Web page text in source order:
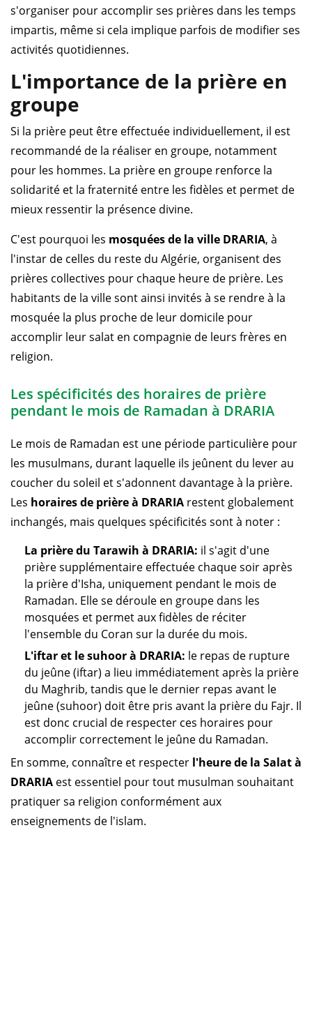
s'organiser pour accomplir ses prières dans les temps
impartis, même si cela implique parfois de modifier ses
activités quotidiennes.
L'importance de la prière en
groupe
Si la prière peut être effectuée individuellement, il est
recommandé de la réaliser en groupe, notamment
pour les hommes. La prière en groupe renforce la
solidarité et la fraternité entre les fidèles et permet de
mieux ressentir la présence divine.
C'est pourquoi les mosquées de la ville DRARIA, à
l'instar de celles du reste du Algérie, organisent des
prières collectives pour chaque heure de prière. Les
habitants de la ville sont ainsi invités à se rendre à la
mosquée la plus proche de leur domicile pour
accomplir leur salat en compagnie de leurs frères en
religion.
Les spécificités des horaires de prière
pendant le mois de Ramadan à DRARIA
Le mois de Ramadan est une période particulière pour
les musulmans, durant laquelle ils jeûnent du lever au
coucher du soleil et s'adonnent davantage à la prière.
Les horaires de prière à DRARIA restent globalement
inchangés, mais quelques spécificités sont à noter :
La prière du Tarawih à DRARIA: il s'agit d'une
prière supplémentaire effectuée chaque soir après
la prière d'Isha, uniquement pendant le mois de
Ramadan. Elle se déroule en groupe dans les
mosquées et permet aux fidèles de réciter
l'ensemble du Coran sur la durée du mois.
L'iftar et le suhoor à DRARIA: le repas de rupture
du jeûne (iftar) a lieu immédiatement après la prière
du Maghrib, tandis que le dernier repas avant le
jeûne (suhoor) doit être pris avant la prière du Fajr. Il
est donc crucial de respecter ces horaires pour
accomplir correctement le jeûne du Ramadan.
En somme, connaître et respecter l'heure de la Salat à
DRARIA est essentiel pour tout musulman souhaitant
pratiquer sa religion conformément aux
enseignements de l'islam.